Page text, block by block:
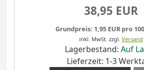
38,95 EUR
Grundpreis: 1,95 EUR pro
inkl. MwSt. zzgl. Versand
Lagerbestand: Auf
Lieferzeit: 1-3